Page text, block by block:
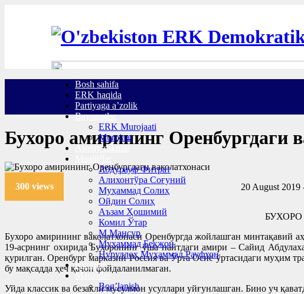
Bosh sahifa
ERK haqida
Partiyaga a’zolik
Bayonotlar
ERK Murojaati
Murojaat
Asosiy ruknlar
Абдурауф Фитрат
Алихонтўра Соғуний
Муҳаммад Солиҳ
Ойдин Солиҳ
Аъзам Ҳошимий
Комил Ўтар
М.Мансур
Муҳаммад Бекжон
Нуруллоҳ Муҳаммад Рауфхон
Kitoblar
Manzillar
Bog’lanish
Бухоро амирининг Оренбургдаги
300 views 20 August 2019
Бухоро амирининг ваколатхонаси Оренбургда жойлашган минтақавий
19-асрнинг охирида Бухоронинг ўша пайтдаги амири – Сайид
қурилган. Оренбург марказий Россия ва Ўрта Осиё ўртасидаги муҳим
бу мақсадда ҳеч қачон фойдаланилмаган.
Уйда классик ва безакли мусулмон усуллари уйғунлашган. Бино уч